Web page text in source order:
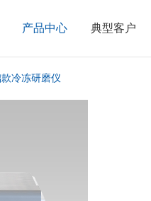
产品中心 典型客户
冷冻研磨仪